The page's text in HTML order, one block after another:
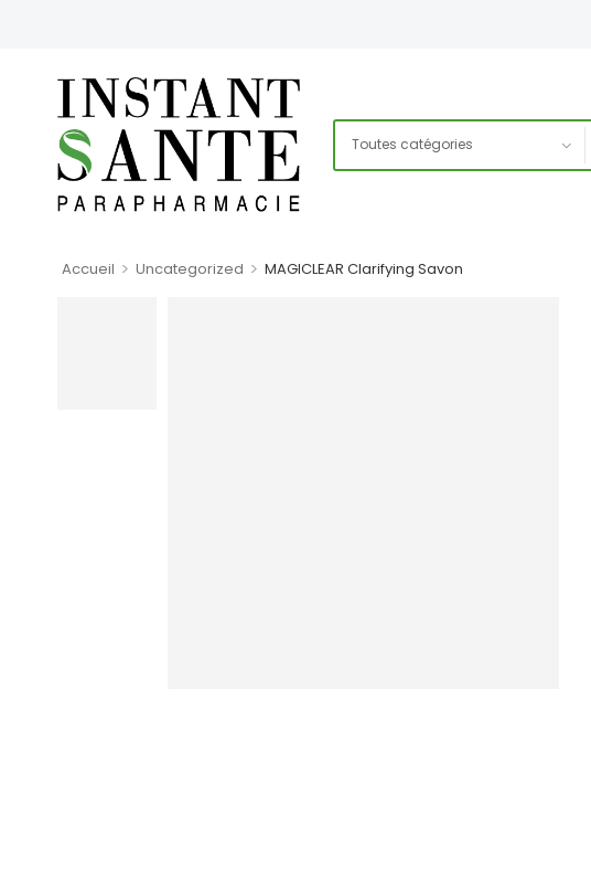
Accueil > Uncategorized > MAGICLEAR Clarifying Savon